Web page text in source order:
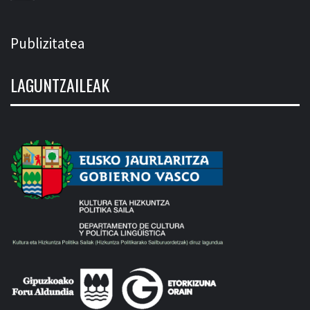
Publizitatea
LAGUNTZAILEAK